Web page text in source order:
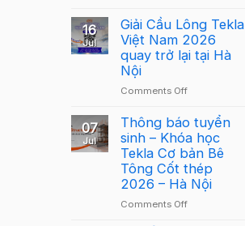
dụng
Tekla
Structures
Bố
Cơ
Cấu
Giải
Lông
Tekla
Việt
Nam
2026
16
Jul
Giải Cầu Lông Tekla
Việt Nam 2026
quay trở lại tại Hà
Nội
Comments Offon
Cầu
Lông
Tekla
Việt
Nam
2026
quay
07
Jul
Thông báo tuyển
sinh – Khóa học
Tekla Cơ bản Bê
Tông Cốt thép
2026 – Hà Nội
Comments Offon